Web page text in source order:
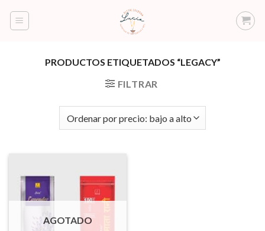
PRODUCTOS ETIQUETADOS “LEGACY”
FILTRAR
AGOTADO